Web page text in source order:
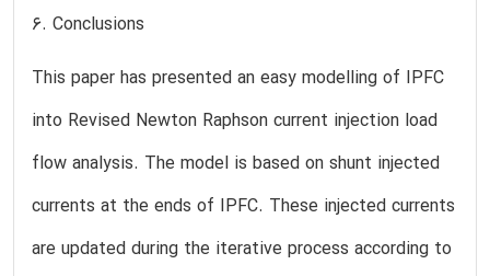
6. Conclusions
This paper has presented an easy modelling of IPFC
into Revised Newton Raphson current injection load
flow analysis. The model is based on shunt injected
currents at the ends of IPFC. These injected currents
are updated during the iterative process according to